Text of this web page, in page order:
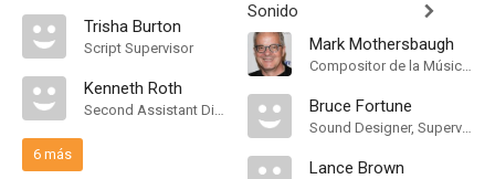
Trisha Burton
Script Supervisor
Kenneth Roth
Second Assistant Director
6 más
Sonido
Mark Mothersbaugh
Compositor de la Música Original
Bruce Fortune
Sound Designer, Supervising Sound Editor
Lance Brown